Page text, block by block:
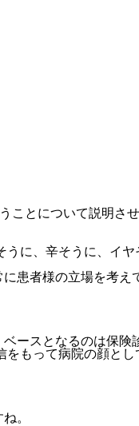
ことについて説明さ
うに、辛そうに、イ
患者様の立場を考え
ベースとなるのは保険
をもって病院の顔とし
。